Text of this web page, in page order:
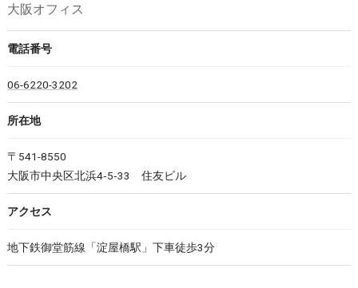
大阪オフィス
電話番号
06-6220-3202
所在地
〒541-8550
大阪市中央区北浜4‐5‐33 住友ビル
アクセス
地下鉄御堂筋線「淀屋橋駅」下車徒歩3分